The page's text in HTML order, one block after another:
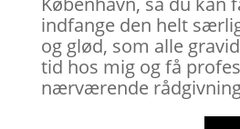
indfange den helt
og glød, som alle
tid hos mig og få
nærværende